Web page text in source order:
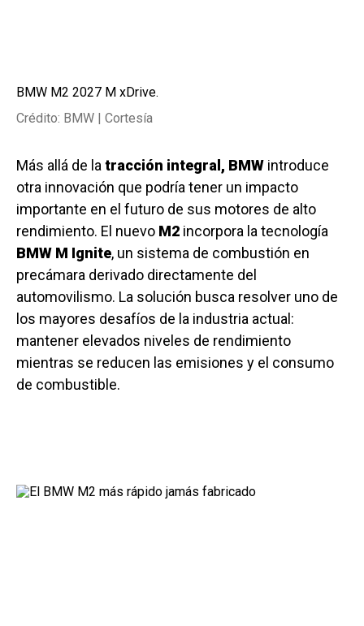
BMW M2 2027 M xDrive.
Crédito: BMW | Cortesía
Más allá de la tracción integral, BMW introduce
otra innovación que podría tener un impacto
importante en el futuro de sus motores de alto
rendimiento. El nuevo M2 incorpora la tecnología
BMW M Ignite, un sistema de combustión en
precámara derivado directamente del
automovilismo. La solución busca resolver uno de
los mayores desafíos de la industria actual:
mantener elevados niveles de rendimiento
mientras se reducen las emisiones y el consumo
de combustible.